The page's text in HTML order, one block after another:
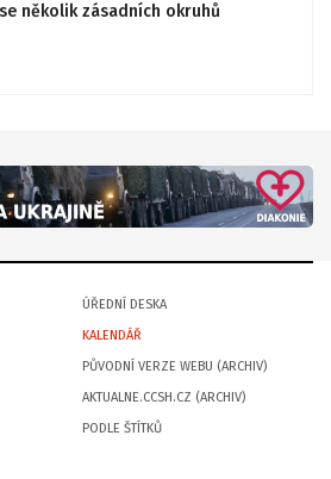
několik zásadních okruhů
ÚŘEDNÍ DESKA
KALENDÁŘ
PŮVODNÍ VERZE WEBU (ARCHIV)
AKTUALNE.CCSH.CZ (ARCHIV)
PODLE ŠTÍTKŮ